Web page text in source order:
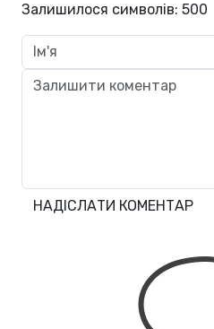
Залишилося символів: 500
НАДІСЛАТИ КОМЕНТАР